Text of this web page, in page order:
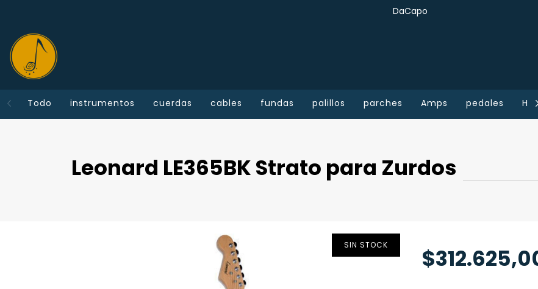
DaCapo
Todo instrumentos cuerdas cables fundas palillos parches Amps pedales
Leonard LE365BK Strato para Zurdos
SIN STOCK